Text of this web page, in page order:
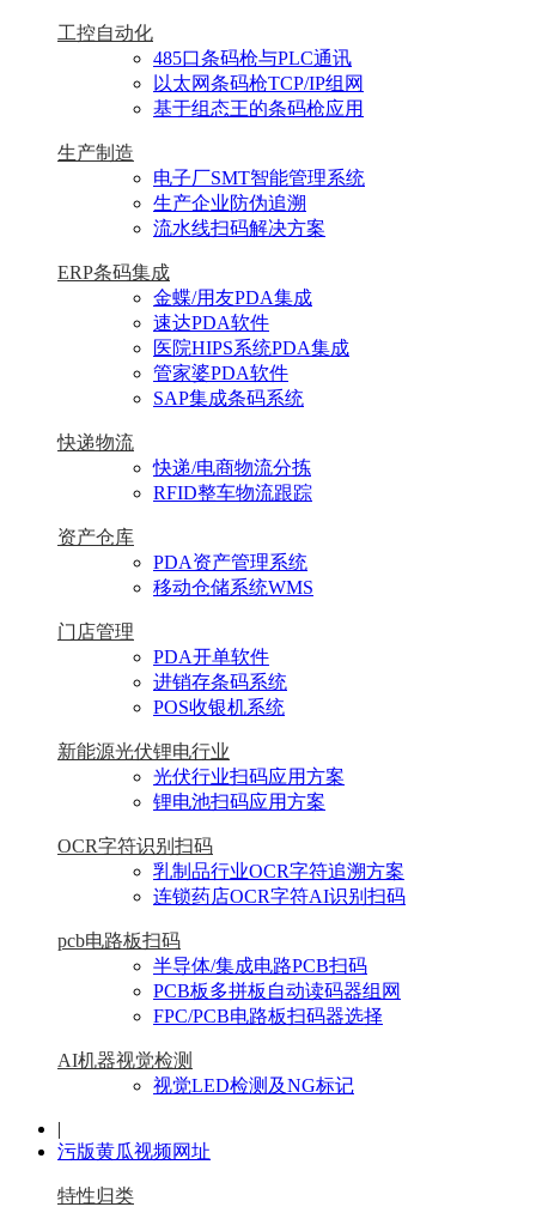
工控自动化
485口条码枪与PLC通讯
以太网条码枪TCP/IP组网
基于组态王的条码枪应用
生产制造
电子厂SMT智能管理系统
生产企业防伪追溯
流水线扫码解决方案
ERP条码集成
金蝶/用友PDA集成
速达PDA软件
医院HIPS系统PDA集成
管家婆PDA软件
SAP集成条码系统
快递物流
快递/电商物流分拣
RFID整车物流跟踪
资产仓库
PDA资产管理系统
移动仓储系统WMS
门店管理
PDA开单软件
进销存条码系统
POS收银机系统
新能源光伏锂电行业
光伏行业扫码应用方案
锂电池扫码应用方案
OCR字符识别扫码
乳制品行业OCR字符追溯方案
连锁药店OCR字符AI识别扫码
pcb电路板扫码
半导体/集成电路PCB扫码
PCB板多拼板自动读码器组网
FPC/PCB电路板扫码器选择
AI机器视觉检测
视觉LED检测及NG标记
|
污版黄瓜视频网址
特性归类